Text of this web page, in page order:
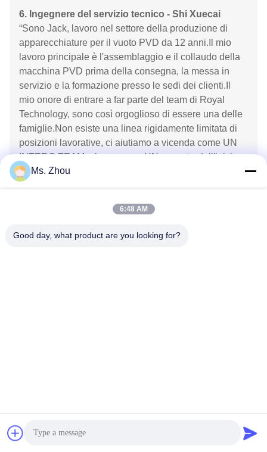
6. Ingegnere del servizio tecnico - Shi Xuecai
“Sono Jack, lavoro nel settore della produzione di
apparecchiature per il vuoto PVD da 12 anni.Il mio
lavoro principale è l'assemblaggio e il collaudo della
macchina PVD prima della consegna, la messa in
servizio e la formazione presso le sedi dei clienti.Il
mio onore di entrare a far parte del team di Royal
Technology, sono così orgoglioso di essere una delle
famiglie.Non esiste una linea rigidamente limitata di
posizioni lavorative, ci aiutiamo a vicenda come UN
INTERO TEAM a lavorare su UN progetto dall'inizio
alla fine, tutti vengono coinvolti nel progetto con
passione!Royal Technology è il posto in cui voglio
7. Team tecnico del servizio post-vendita
Froylán Montemayor Martínez
Telefono: +52-8115293697
Ms. Zhou
6:48 AM
Good day, what product are you looking for?